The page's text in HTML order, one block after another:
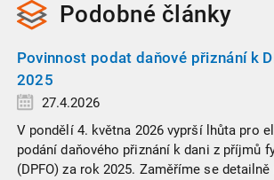
Podobné články
Povinnost podat daňové přiznání k
2025
27.4.2026
V pondělí 4. května 2026 vyprší lhůta pro
podání daňového přiznání k dani z příjmů
(DPFO) za rok 2025. Zaměříme se